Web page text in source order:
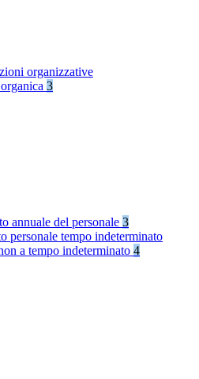
organizzative
3
annuale del personale 3
personale tempo indeterminato
a tempo indeterminato 4